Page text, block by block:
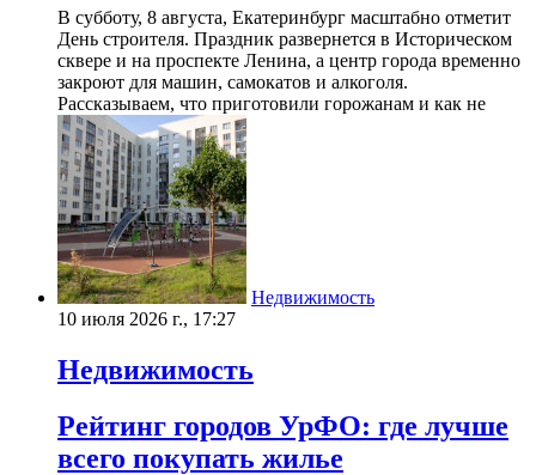
В субботу, 8 августа, Екатеринбург масштабно отметит
День строителя. Праздник развернется в Историческом
сквере и на проспекте Ленина, а центр города временно
закроют для машин, самокатов и алкоголя.
Рассказываем, что приготовили горожанам и как не
Недвижимость
10 июля 2026 г., 17:27
Недвижимость
Рейтинг городов УрФО: где лучше
всего покупать жилье